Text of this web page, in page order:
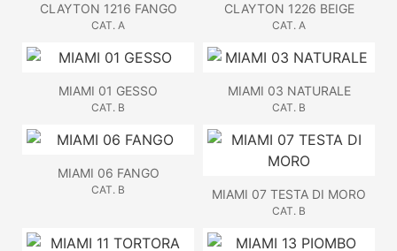
CLAYTON 1216 FANGO
CAT. A
CLAYTON 1226 BEIGE
CAT. A
MIAMI 01 GESSO
CAT. B
MIAMI 03 NATURALE
CAT. B
MIAMI 06 FANGO
CAT. B MIAMI 07 TESTA DI MORO
CAT. B